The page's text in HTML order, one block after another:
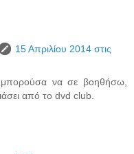
15 Απριλίου 2014 στις
να σε βοηθήσω,
από το dvd club.